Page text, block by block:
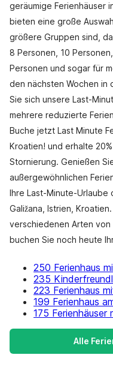
geräumige Ferienhäuser
bieten eine große
größere Gruppen sind,
8 Personen, 10
Personen und sogar für
den nächsten Wochen in
Sie sich unsere Last-
mehrere reduzierte
Buche jetzt Last Minute
Kroatien! und erhalte
Stornierung. Genießen
außergewöhnlichen
Ihre Last-Minute-
Galižana, Istrien,
verschiedenen Arten von
buchen Sie noch heute
250 Ferienhaus
235
223 Ferienhaus
199 Ferienhaus
175 Ferienhäuser
Alle